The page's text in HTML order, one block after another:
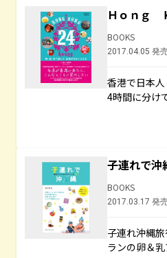
Ｈｏｎｇ
BOOKS
2017.04.05 発
香港で日本
4時間に分け
子連れで
BOOKS
2017.03.17 発
子連れ沖縄
ランの卵＆